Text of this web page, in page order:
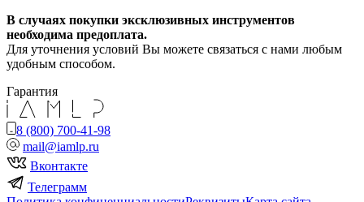
В случаях покупки эксклюзивных инструментов
необходима предоплата.
Для уточнения условий Вы можете связаться с нами любым
удобным способом.
Гарантия
8 (800) 700-41-98
mail@iamlp.ru
Вконтакте
Телеграмм